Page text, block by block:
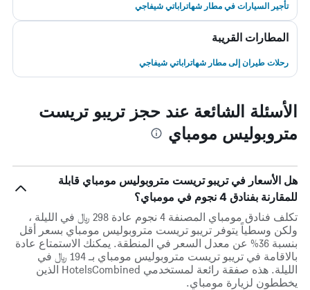
تأجير السيارات في مطار شهاتراباتي شيفاجي
المطارات القريبة
رحلات طيران إلى مطار شهاتراباتي شيفاجي
الأسئلة الشائعة عند حجز تريبو تريست
متروبوليس مومباي
هل الأسعار في تريبو تريست متروبوليس مومباي قابلة
للمقارنة بفنادق 4 نجوم في مومباي؟
تكلف فنادق مومباي المصنفة 4 نجوم عادة 298 ﷼ في الليلة ،
ولكن وسطياً يتوفر تريبو تريست متروبوليس مومباي بسعر أقل
بنسبة 36% عن معدل السعر في المنطقة. يمكنك الاستمتاع عادة
بالاقامة في تريبو تريست متروبوليس مومباي بـ 194 ﷼ في
الليلة. هذه صفقة رائعة لمستخدمي HotelsCombined الذين
يخططون لزيارة مومباي.